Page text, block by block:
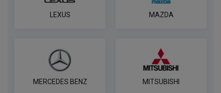
LEXUS MAZDA
MERCEDES BENZ MITSUBISHI